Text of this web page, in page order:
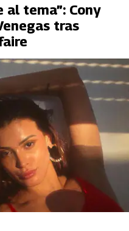
tema”: Cony
tras